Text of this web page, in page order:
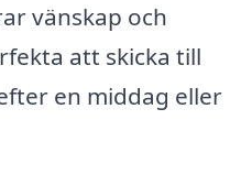
vänskap och
att skicka till
en middag eller